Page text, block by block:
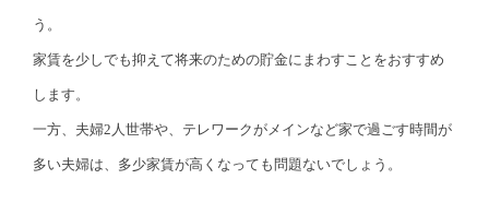
う。
家賃を少しでも抑えて将来のための貯金にまわすことをおすすめ
します。
一方、夫婦2人世帯や、テレワークがメインなど家で過ごす時間が
多い夫婦は、多少家賃が高くなっても問題ないでしょう。